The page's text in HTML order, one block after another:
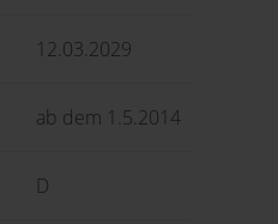
12.03.2029
ab dem 1.5.2014
D